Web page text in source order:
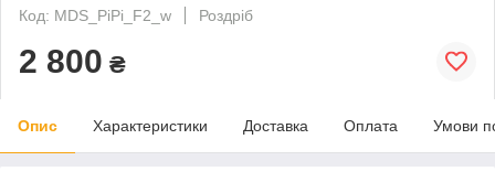
Код: MDS_PiPi_F2_w
Роздріб
2 800 ₴
Опис Характеристики Доставка Оплата Умови